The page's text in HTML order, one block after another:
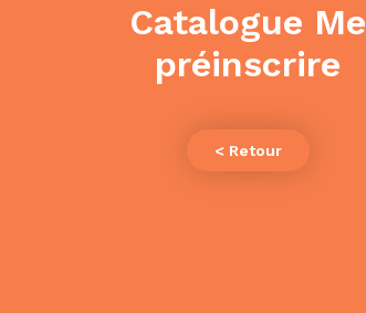
Catalogue Me
préinscrire
< Retour